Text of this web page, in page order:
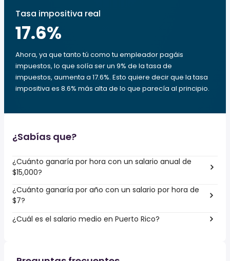
Tasa impositiva real
17.6%
Ahora, ya que tanto tú como tu empleador pagáis
impuestos, lo que solía ser un 9% de la tasa de
impuestos, aumenta a 17.6%. Esto quiere decir que la tasa
impositiva es 8.6% más alta de lo que parecía al principio.
¿Sabías que?
¿Cuánto ganaría por hora con un salario anual de
$15,000?
¿Cuánto ganaría por año con un salario por hora de
$7?
¿Cuál es el salario medio en Puerto Rico?